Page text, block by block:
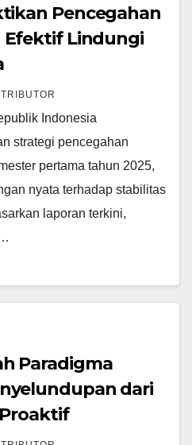
Pencegahan
Efektif Lindungi
Indonesia
strategi pencegahan
pertama tahun 2025,
nyata terhadap stabilitas
laporan terkini,
Paradigma
dari